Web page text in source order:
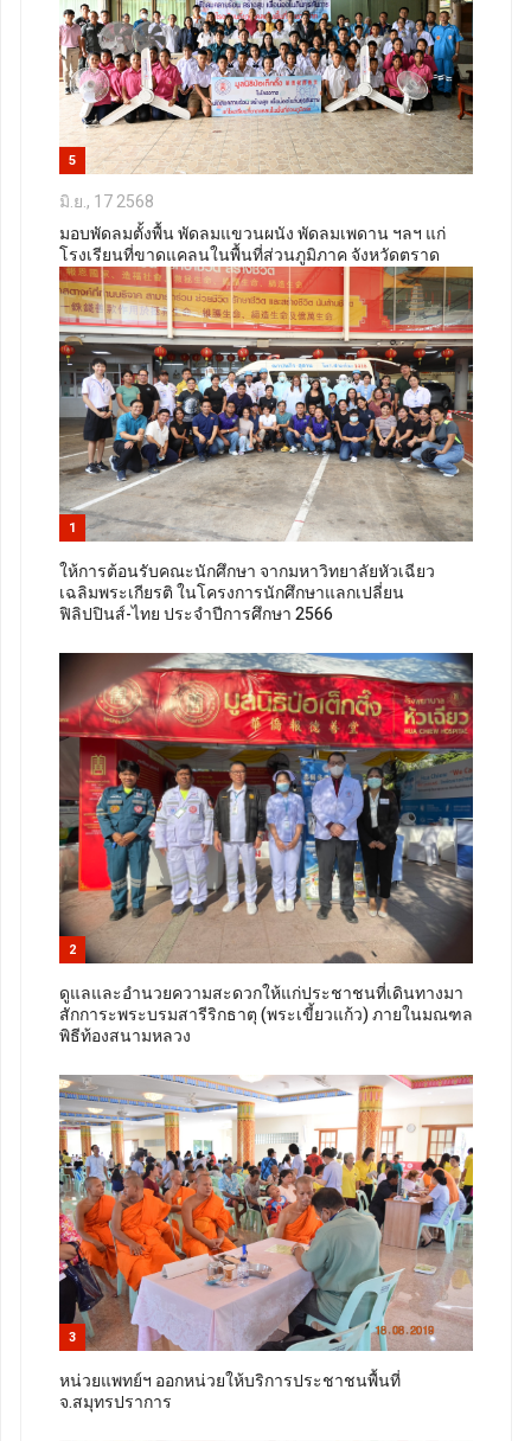
5
มิ.ย., 17 2568
มอบพัดลมตั้งพื้น พัดลมแขวนผนัง พัดลมเพดาน ฯลฯ แก่
โรงเรียนที่ขาดแคลนในพื้นที่ส่วนภูมิภาค จังหวัดตราด
1
ให้การต้อนรับคณะนักศึกษา จากมหาวิทยาลัยหัวเฉียว
เฉลิมพระเกียรติ ในโครงการนักศึกษาแลกเปลี่ยน
ฟิลิปปินส์-ไทย ประจำปีการศึกษา 2566
2
ดูแลและอำนวยความสะดวกให้แก่ประชาชนที่เดินทางมา
สักการะพระบรมสารีริกธาตุ (พระเขี้ยวแก้ว) ภายในมณฑล
พิธีท้องสนามหลวง
3
หน่วยแพทย์ฯ ออกหน่วยให้บริการประชาชนพื้นที่
จ.สมุทรปราการ